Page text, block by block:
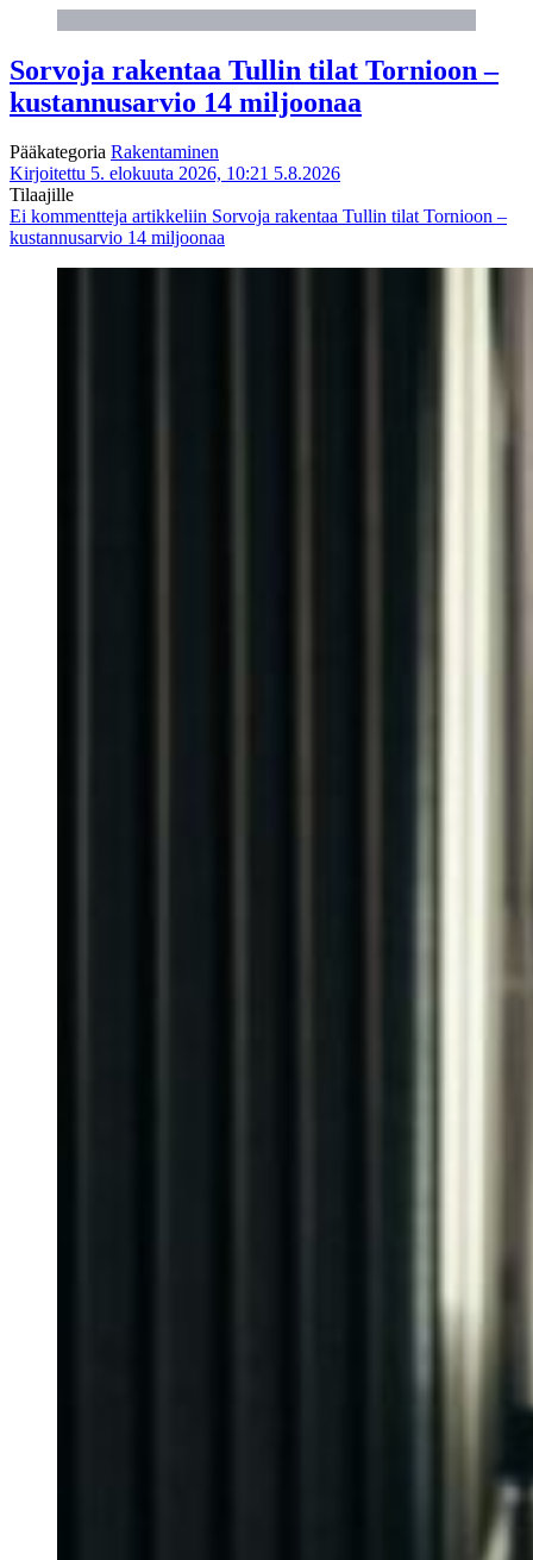
Sorvoja rakentaa Tullin tilat Tornioon –
kustannusarvio 14 miljoonaa
Pääkategoria Rakentaminen
Kirjoitettu 5. elokuuta 2026, 10:21 5.8.2026
Tilaajille
Ei kommentteja artikkeliin Sorvoja rakentaa Tullin tilat Tornioon –
kustannusarvio 14 miljoonaa